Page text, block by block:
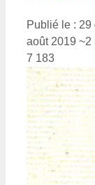
Publié le : 29
août 2019 ~2
7 183